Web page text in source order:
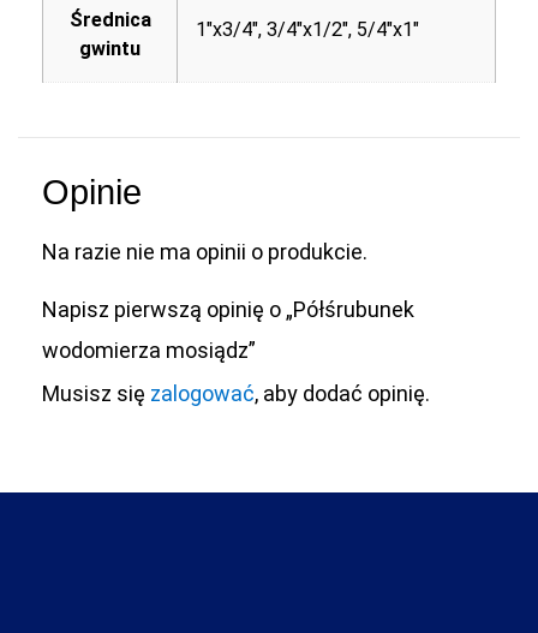
Średnica
gwintu
1"x3/4", 3/4"x1/2", 5/4"x1"
Opinie
Na razie nie ma opinii o produkcie.
Napisz pierwszą opinię o „Półśrubunek
wodomierza mosiądz”
Musisz się zalogować, aby dodać opinię.